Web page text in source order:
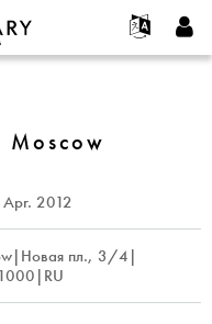
erstellen
Moscow
Apr. 2012
пл., 3/4|